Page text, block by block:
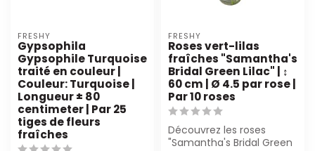
FRESHY
Gypsophila
Gypsophile Turquoise
traité en couleur |
Couleur: Turquoise |
Longueur ± 80
centimeter | Par 25
tiges de fleurs
fraîches
FRESHY
Roses vert-lilas
fraîches "Samantha's
Bridal Green Lilac" | ↕
60 cm | Ø 4.5 par rose |
Par 10 roses
Découvrez les roses
"Samantha's Bridal Green